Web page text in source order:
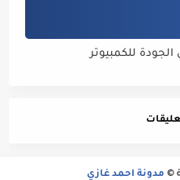
© مدونة احمد غازي